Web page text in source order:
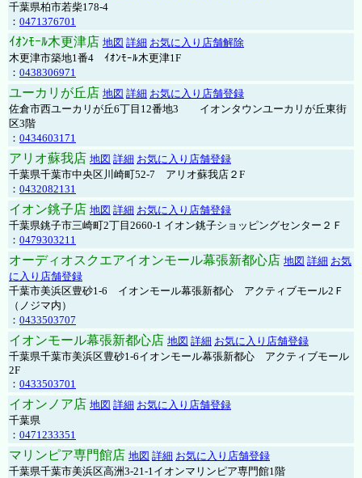
千葉県柏市若柴178-4
： 0471376701
ｲｵﾝﾓｰﾙ木更津店 地図 詳細 お気に入り店舗解除
木更津市築地1番4 ｲｵﾝﾓｰﾙ木更津1F
： 0438306971
ユーカリが丘店 地図 詳細 お気に入り店舗登録
佐倉市西ユーカリが丘6丁目12番地3 イオンタウンユーカリが丘東街
区3階
： 0434603171
アリオ蘇我店 地図 詳細 お気に入り店舗登録
千葉県千葉市中央区川崎町52-7 アリオ蘇我店２F
： 0432082131
イオン銚子店 地図 詳細 お気に入り店舗登録
千葉県銚子市三崎町2丁目2660-1 イオン銚子ショッピングセンター２Ｆ
： 0479303211
オーディオスクエアイオンモール幕張新都心店 地図 詳細 お気
に入り店舗登録
千葉市美浜区豊砂1-6 イオンモール幕張新都心 アクティブモール2Ｆ
（ノジマ内）
： 0433503707
イオンモール幕張新都心店 地図 詳細 お気に入り店舗登録
千葉県千葉市美浜区豊砂1-6イオンモール幕張新都心 アクティブモール
2F
： 0433503701
イオンノア店 地図 詳細 お気に入り店舗登録
千葉県
： 0471233351
マリンピア専門館店 地図 詳細 お気に入り店舗登録
千葉県千葉市美浜区高洲3-21-1イオンマリンピア専門館1階